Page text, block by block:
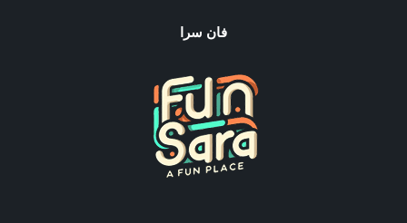
فان سرا